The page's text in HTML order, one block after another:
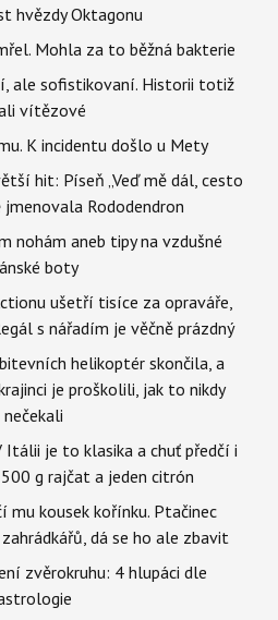
hvězdy Oktagonu
Mohla za to běžná bakterie
ale sofistikovaní. Historii totiž
vítězové
K incidentu došlo u Mety
hit: Píseň „Veď mě dál, cesto
jmenovala Rododendron
nohám aneb tipy na vzdušné
boty
ušetří tisíce za opraváře,
s nářadím je věčně prázdný
helikoptér skončila, a
je proškolili, jak to nikdy
nečekali
Itálii je to klasika a chuť předčí i
g rajčat a jeden citrón
mu kousek kořínku. Ptačinec
dá se ho ale zbavit
zvěrokruhu: 4 hlupáci dle